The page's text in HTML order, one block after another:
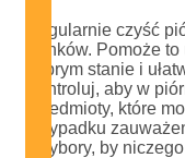
Regularnie czyść
ścinków. Pomoże
dobrym stanie i
Kontroluj, aby w
przedmioty, które
przypadku
przybory, by